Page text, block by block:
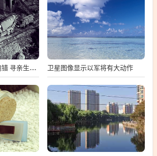
女子怀疑57年前被抱错 寻亲生父母 卫星图像显示以军将有大动作